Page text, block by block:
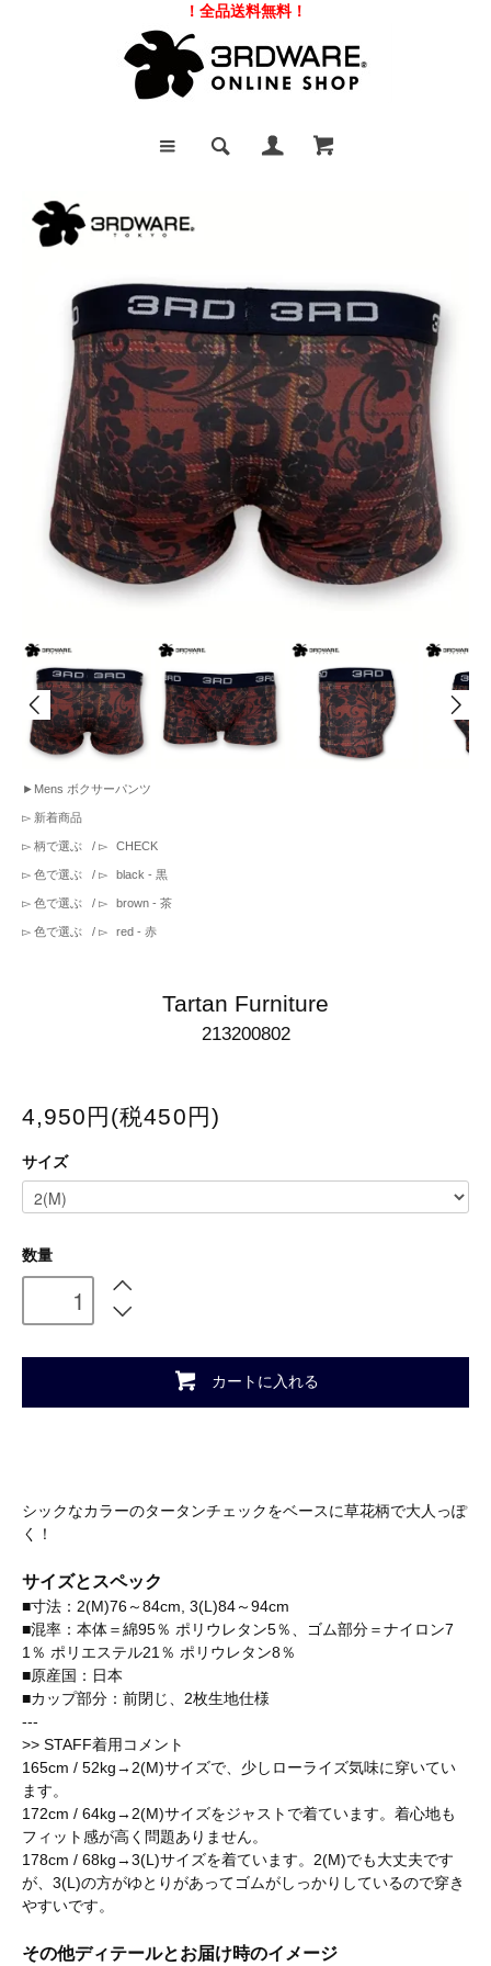
！全品送料無料！
► Mens ボクサーパンツ
▻ 新着商品
▻ 柄で選ぶ / ▻ CHECK
▻ 色で選ぶ / ▻ black - 黒
▻ 色で選ぶ / ▻ brown - 茶
▻ 色で選ぶ / ▻ red - 赤
Tartan Furniture
213200802
4,950円(税450円)
サイズ
数量
カートに入れる
シックなカラーのタータンチェックをベースに草花柄で大人っぽ
く！
サイズとスペック
■寸法：2(M)76～84cm, 3(L)84～94cm
■混率：本体＝綿95％ ポリウレタン5％、ゴム部分＝ナイロン7
1％ ポリエステル21％ ポリウレタン8％
■原産国：日本
■カップ部分：前閉じ、2枚生地仕様
---
>> STAFF着用コメント
165cm / 52kg→2(M)サイズで、少しローライズ気味に穿いてい
ます。
172cm / 64kg→2(M)サイズをジャストで着ています。着心地も
フィット感が高く問題ありません。
178cm / 68kg→3(L)サイズを着ています。2(M)でも大丈夫です
が、3(L)の方がゆとりがあってゴムがしっかりしているので穿き
やすいです。
その他ディテールとお届け時のイメージ